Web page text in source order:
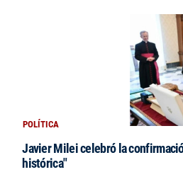
POLÍTICA
Javier Milei celebró la
histórica"